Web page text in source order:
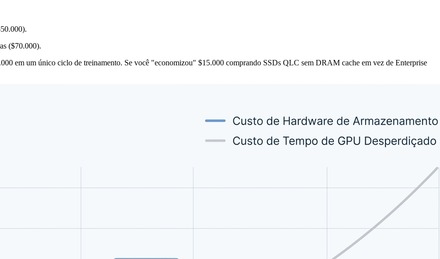
($70.000).
em um único ciclo de treinamento. Se você "economizou" $15.000 comprando SSDs QLC sem DRAM cache em vez de Enterprise